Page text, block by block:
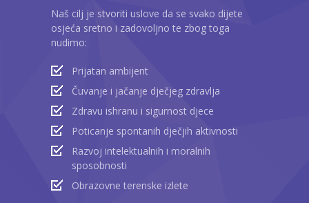
Naš cilj je stvoriti uslove da se svako dijete
osjeća sretno i zadovoljno te zbog toga
nudimo:
Prijatan ambijent
Čuvanje i jačanje dječjeg zdravlja
Zdravu ishranu i sigurnost djece
Poticanje spontanih dječjih aktivnosti
Razvoj intelektualnih i moralnih
sposobnosti
Obrazovne terenske izlete